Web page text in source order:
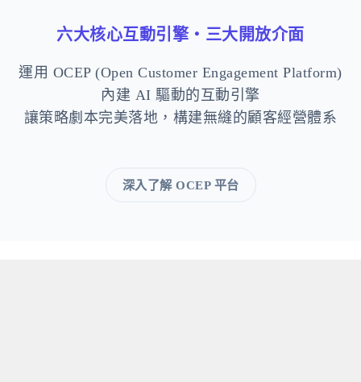
六大核心互動引擎・三大開放介面
運用 OCEP (Open Customer Engagement Platform)
內建 AI 驅動的互動引擎
讓策略劇本完美落地，構建無縫的顧客經營體系
深入了解 OCEP 平台